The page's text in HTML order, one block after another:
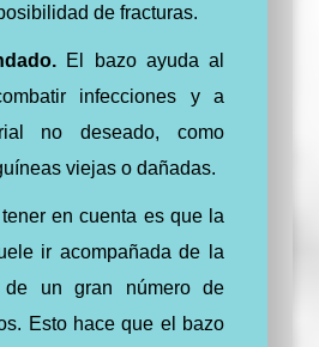
de fracturas.
El bazo ayuda al
infecciones y a
no deseado, como
viejas o dañadas.
en cuenta es que la
ir acompañada de la
de un gran número de
Esto hace que el bazo